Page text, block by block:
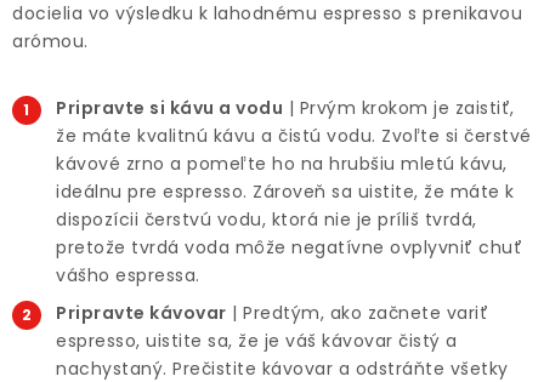
docielia vo výsledku k lahodnému espresso s prenikavou
arómou.
Pripravte si kávu a vodu | Prvým krokom je zaistiť,
že máte kvalitnú kávu a čistú vodu. Zvoľte si čerstvé
kávové zrno a pomeľte ho na hrubšiu mletú kávu,
ideálnu pre espresso. Zároveň sa uistite, že máte k
dispozícii čerstvú vodu, ktorá nie je príliš tvrdá,
pretože tvrdá voda môže negatívne ovplyvniť chuť
vášho espressa.
Pripravte kávovar | Predtým, ako začnete variť
espresso, uistite sa, že je váš kávovar čistý a
nachystaný. Prečistite kávovar a odstráňte všetky